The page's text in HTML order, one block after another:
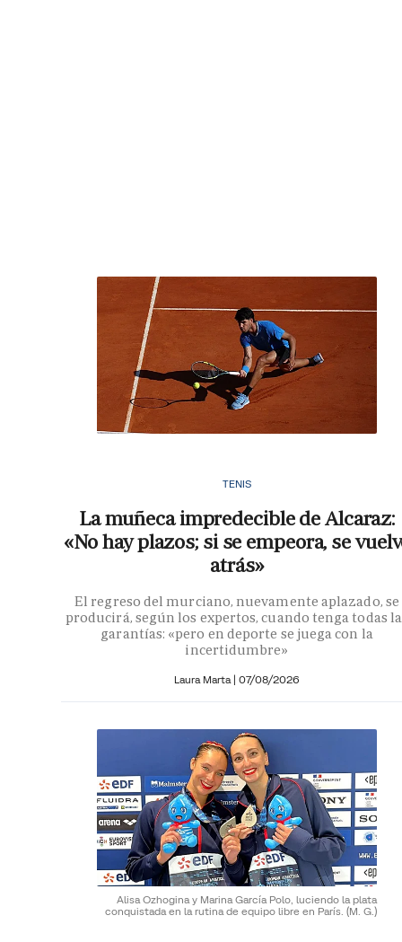
TENIS
La muñeca impredecible de Alcaraz:
«No hay plazos; si se empeora, se
atrás»
El regreso del murciano, nuevamente aplazado, se
producirá, según los expertos, cuando tenga todas
garantías: «pero en deporte se juega con la
incertidumbre»
Laura Marta | 07/08/2026
Alisa Ozhogina y Marina García Polo, luciendo la plata
conquistada en la rutina de equipo libre en París. (M. G.)